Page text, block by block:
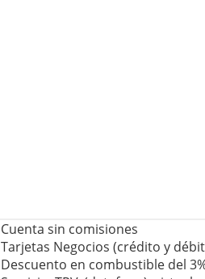
Cuenta sin comisiones
Tarjetas Negocios (crédito y
Descuento en combustible del